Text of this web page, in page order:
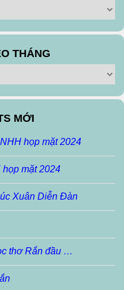
THÁNG
MỚI
họp mặt 2024
mặt 2024
Xuân Diễn Đàn
thơ Rắn đầu …